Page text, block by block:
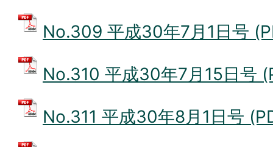
No.309 平成30年7月1日号
No.310 平成30年7月15日号
No.311 平成30年8月1日号